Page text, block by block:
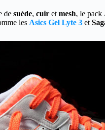
de suède, cuir et mesh, le pack
les Asics Gel Lyte 3 et